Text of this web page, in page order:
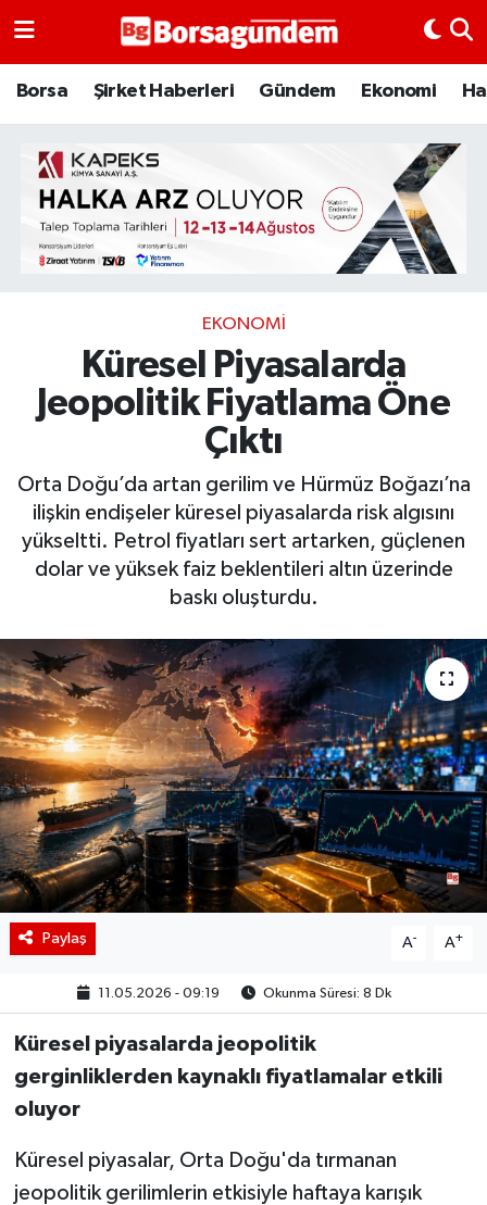
Borsa Şirket Haberleri Gündem Ekonomi
EKONOMI
Küresel Piyasalarda
Jeopolitik Fiyatlama Öne
Çıktı
Orta Doğu’da artan gerilim ve Hürmüz Boğazı’na
ilişkin endişeler küresel piyasalarda risk algısını
yükseltti. Petrol fiyatları sert artarken, güçlenen
dolar ve yüksek faiz beklentileri altın üzerinde
baskı oluşturdu.
Paylaş A- A+
11.05.2026 - 09:19 Okunma Süresi: 8 Dk
Küresel piyasalarda jeopolitik
gerginliklerden kaynaklı fiyatlamalar etkili
oluyor
Küresel piyasalar, Orta Doğu'da tırmanan
jeopolitik gerilimlerin etkisiyle haftaya karışık
Borsa
Emtia
Galeri
Şirket Haberleri
BIST 100 Isı Haritası
Coin Isı Haritası
Ekonomik Takvim
Kiripto Para Piyasası
Gizlilik Sözleşmesi
Hakkımızda
İletişim